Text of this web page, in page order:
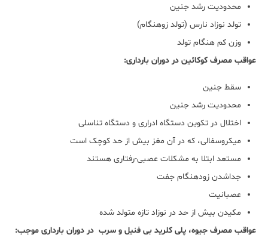
محدودیت رشد جنین
تولد نوزاد نارس (تولد زوهنگام)
وزن کم هنگام تولد
عواقب مصرف کوکائین در دوران بارداری:
سقط جنین
محدودیت رشد جنین
اختلال در تکوین دستگاه ادراری و دستگاه تناسلی
میکروسفالی، که در آن مغز بیش از حد کوچک است
مستعد ابتلا به مشکلات عصبی-رفتاری هستند
جداشدن زودهنگام جفت
عصبانیت
مکیدن بیش از حد در نوزاد تازه متولد شده
عواقب مصرف جیوه، پلی کلرید بی فنیل و سرب در دوران بارداری موجب: